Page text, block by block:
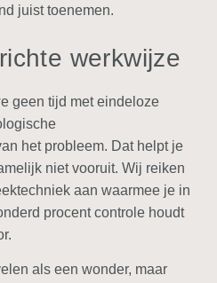
juist toenemen.
werkwijze
geen tijd met eindeloze
het probleem. Dat helpt je
niet vooruit. Wij reiken
aan waarmee je in
procent controle houdt
als een wonder, maar